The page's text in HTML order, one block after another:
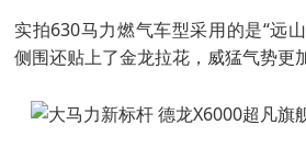
实拍630马力燃气车型采用的是“远
侧围还贴上了金龙拉花，威猛气势更